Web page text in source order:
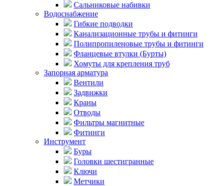
Сальниковые набивки
Водоснабжение
Гибкие подводки
Канализационные трубы и фитинги
Полипропиленовые трубы и фитинги
Фланцевые втулки (Бурты)
Хомуты для крепления труб
Запорная арматура
Вентили
Задвижки
Краны
Отводы
Фильтры магнитные
Фитинги
Инструмент
Буры
Головки шестигранные
Ключи
Метчики